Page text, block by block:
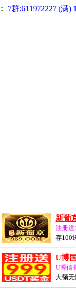
7群:611972227 (满)
新葡
注册送
存100
U博
U博信
大额无